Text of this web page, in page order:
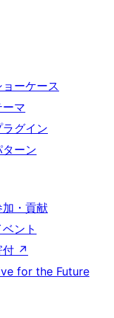
ョーケース
ーマ
ラグイン
ターン
加・貢献
ベント
付 ↗
for the Future